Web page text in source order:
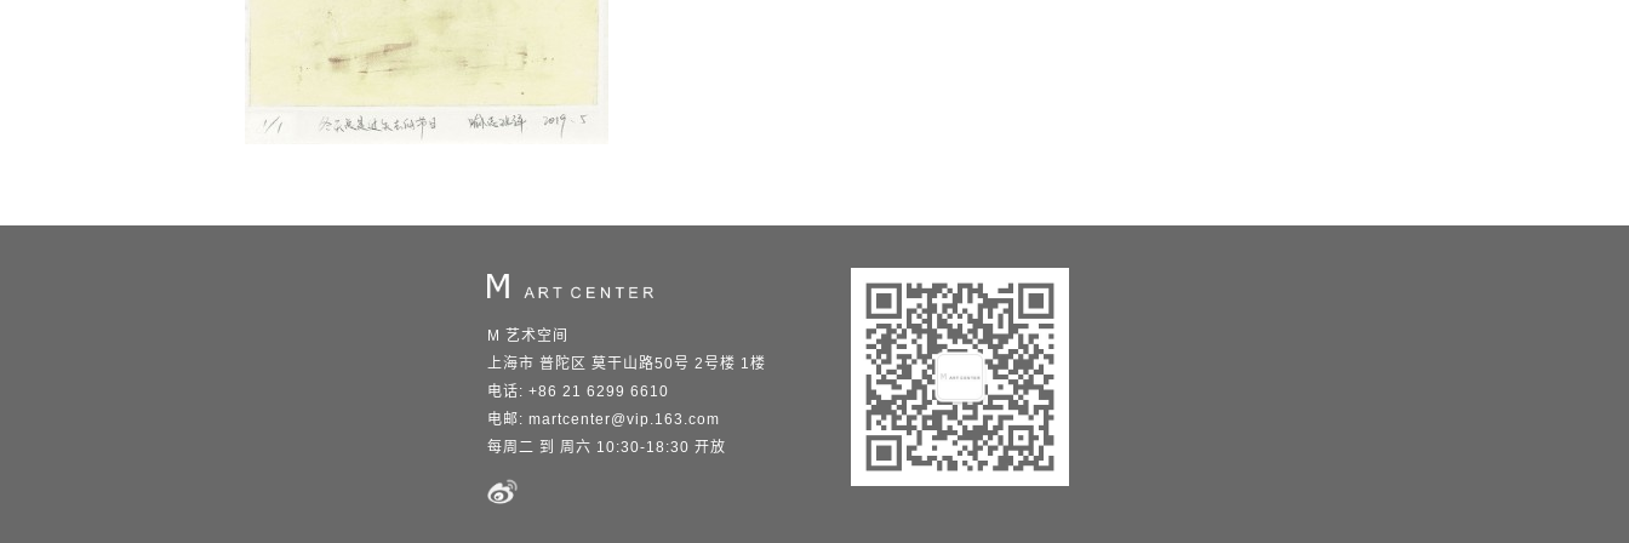
M 艺术空间
上海市 普陀区 莫干山路50号 2号楼 1楼
电话: +86 21 6299 6610
电邮: martcenter@vip.163.com
每周二 到 周六 10:30-18:30 开放